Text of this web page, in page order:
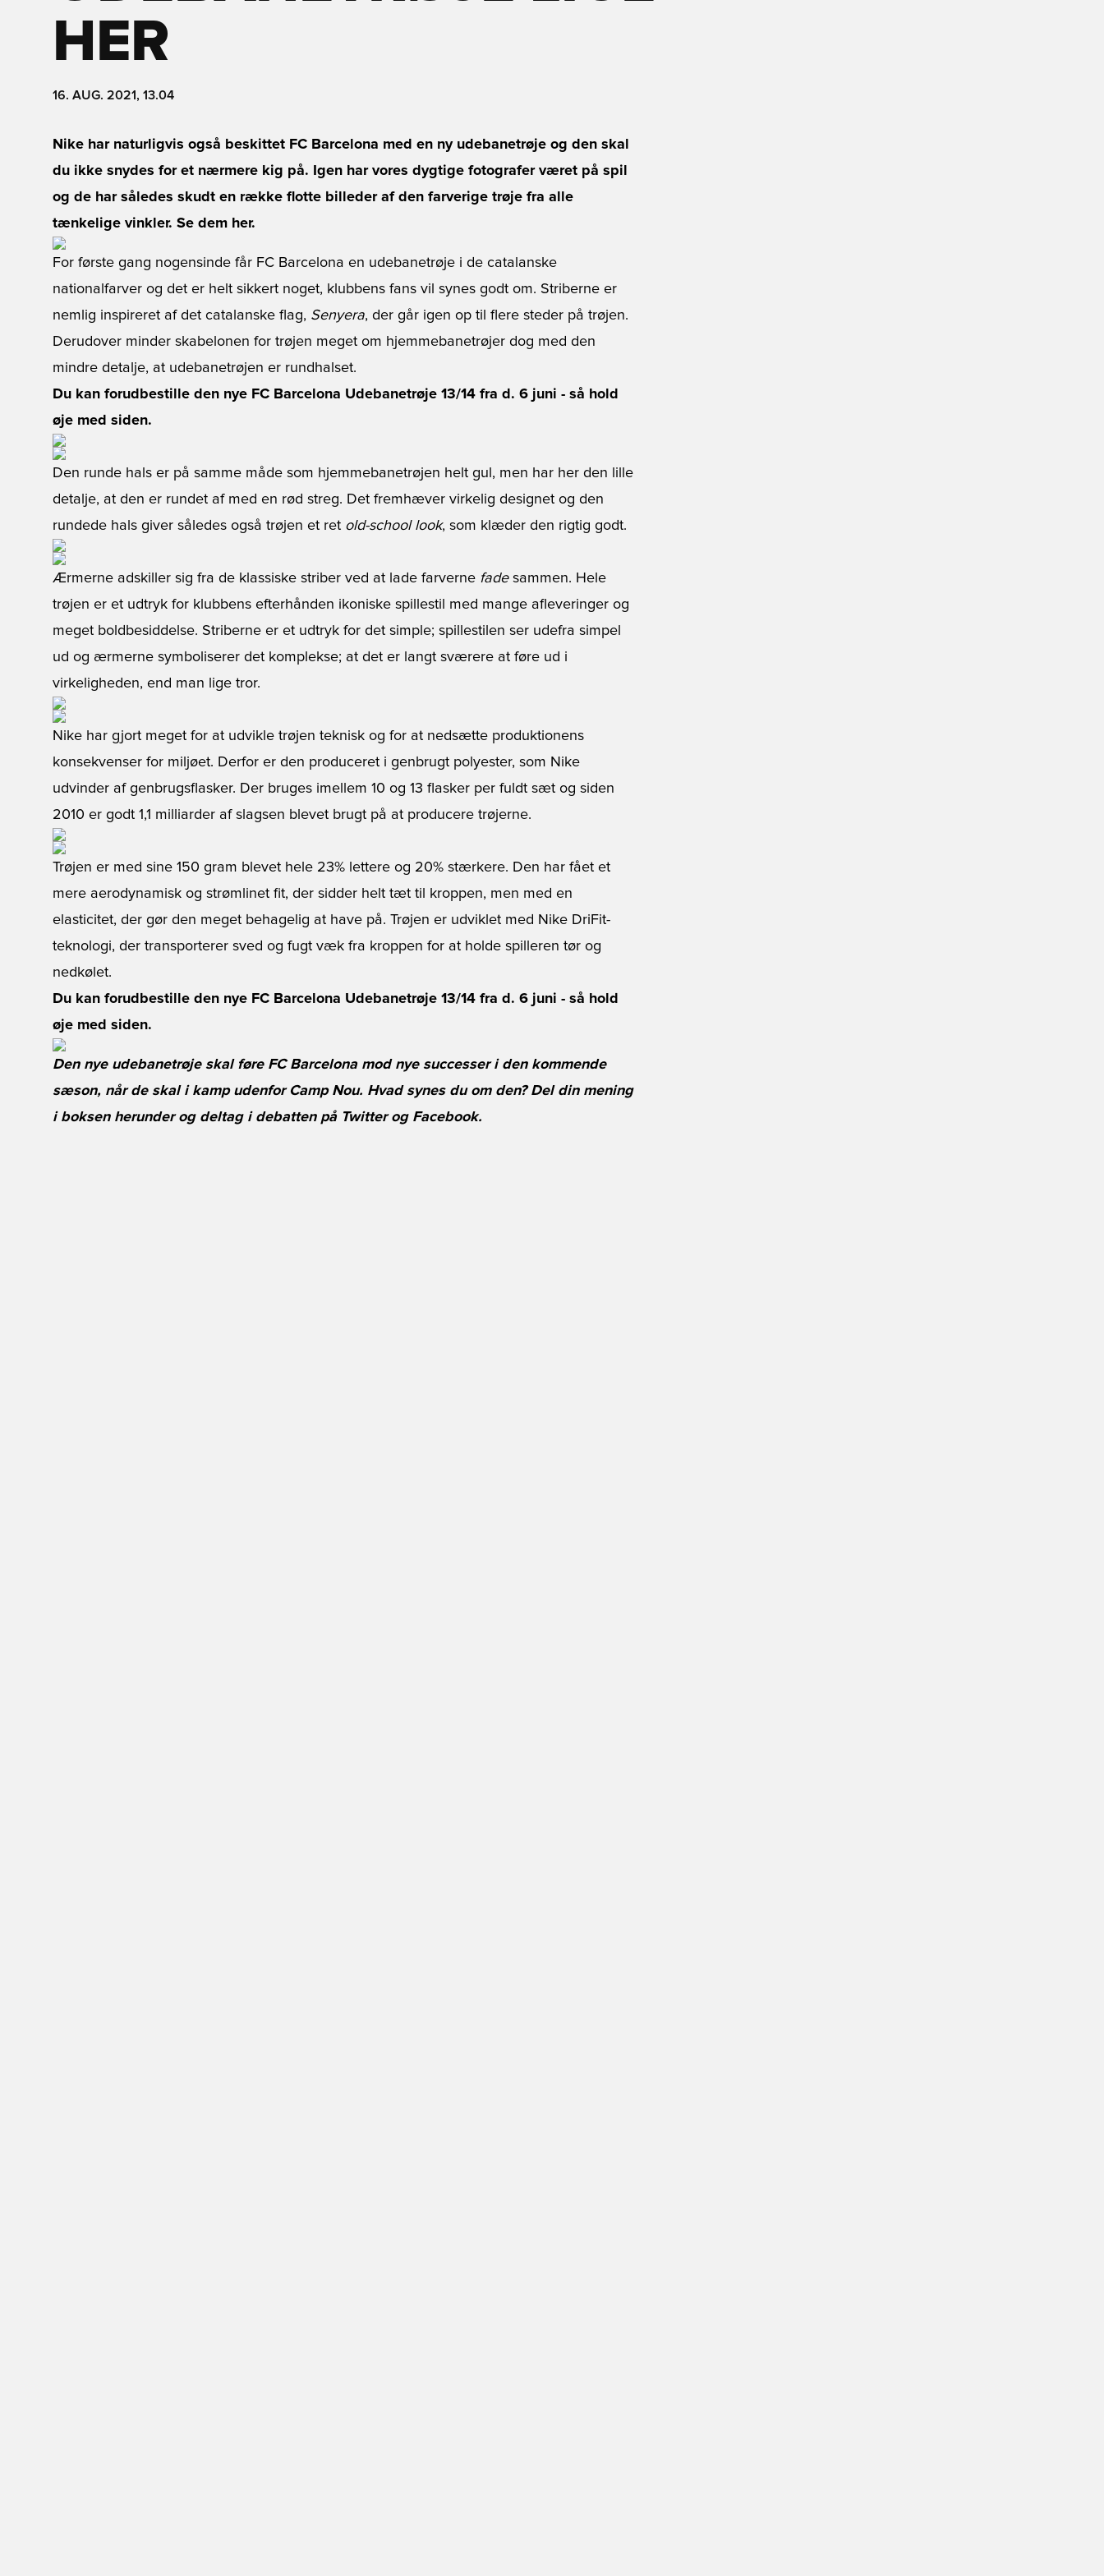
HER
16. AUG. 2021, 13.04
Nike har naturligvis også beskittet FC Barcelona med en ny udebanetrøje og den skal
du ikke snydes for et nærmere kig på. Igen har vores dygtige fotografer været på spil
og de har således skudt en række flotte billeder af den farverige trøje fra alle
tænkelige vinkler. Se dem her.
For første gang nogensinde får FC Barcelona en udebanetrøje i de catalanske
nationalfarver og det er helt sikkert noget, klubbens fans vil synes godt om. Striberne er
nemlig inspireret af det catalanske flag, Senyera, der går igen op til flere steder på trøjen.
Derudover minder skabelonen for trøjen meget om hjemmebanetrøjer dog med den
mindre detalje, at udebanetrøjen er rundhalset.
Du kan forudbestille den nye FC Barcelona Udebanetrøje 13/14 fra d. 6 juni - så hold
øje med siden.
Den runde hals er på samme måde som hjemmebanetrøjen helt gul, men har her den lille
detalje, at den er rundet af med en rød streg. Det fremhæver virkelig designet og den
rundede hals giver således også trøjen et ret old-school look, som klæder den rigtig godt.
Ærmerne adskiller sig fra de klassiske striber ved at lade farverne fadesammen. Hele
trøjen er et udtryk for klubbens efterhånden ikoniske spillestil med mange afleveringer og
meget boldbesiddelse. Striberne er et udtryk for det simple; spillestilen ser udefra simpel
ud og ærmerne symboliserer det komplekse; at det er langt sværere at føre ud i
virkeligheden, end man lige tror.
Nike har gjort meget for at udvikle trøjen teknisk og for at nedsætte produktionens
konsekvenser for miljøet. Derfor er den produceret i genbrugt polyester, som Nike
udvinder af genbrugsflasker. Der bruges imellem 10 og 13 flasker per fuldt sæt og siden
2010 er godt 1,1 milliarder af slagsen blevet brugt på at producere trøjerne.
Trøjen er med sine 150 gram blevet hele 23% lettere og 20% stærkere. Den har fået et
mere aerodynamisk og strømlinet fit, der sidder helt tæt til kroppen, men med en
elasticitet, der gør den meget behagelig at have på. Trøjen er udviklet med Nike DriFit-
teknologi, der transporterer sved og fugt væk fra kroppen for at holde spilleren tør og
nedkølet.
Du kan forudbestille den nye FC Barcelona Udebanetrøje 13/14 fra d. 6 juni - så hold
øje med siden.
Den nye udebanetrøje skal føre FC Barcelona mod nye successer i den kommende
sæson, når de skal i kamp udenfor Camp Nou. Hvad synes du om den? Del din mening
i boksen herunder og deltag i debatten på Twitterog Facebook.